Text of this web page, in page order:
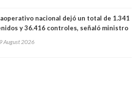
nacional dejó un total de 1.341
y 36.416 controles, señaló ministro
August 2026